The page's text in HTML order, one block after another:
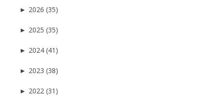
► 2026 (35)
► 2025 (35)
► 2024 (41)
► 2023 (38)
► 2022 (31)